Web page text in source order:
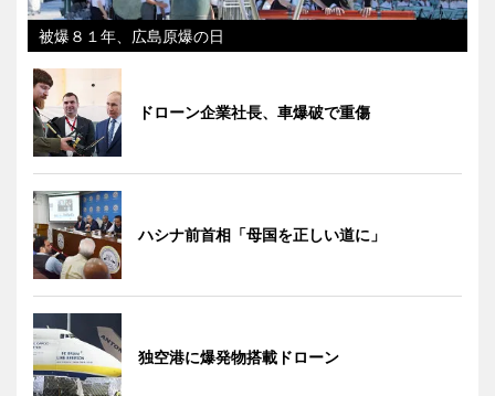
被爆８１年、広島原爆の日
ドローン企業社長、車爆破で重傷
ハシナ前首相「母国を正しい道に」
独空港に爆発物搭載ドローン